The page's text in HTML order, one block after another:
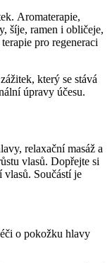
Aromaterapie,
šíje, ramen i obličeje,
pro regeneraci
který se stává
úpravy účesu.
relaxační masáž a
vlasů. Dopřejte si
Součástí je
o pokožku hlavy